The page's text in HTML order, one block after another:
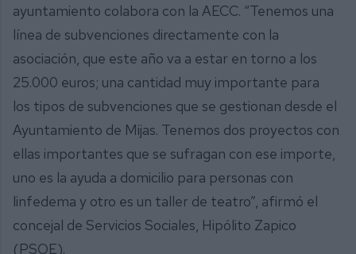
ayuntamiento colabora con la AECC. “Tenemos una
línea de subvenciones directamente con la
asociación, que este año va a estar en torno a los
25.000 euros; una cantidad muy importante para
los tipos de subvenciones que se gestionan desde el
Ayuntamiento de Mijas. Tenemos dos proyectos con
ellas importantes que se sufragan con ese importe,
uno es la ayuda a domicilio para personas con
linfedema y otro es un taller de teatro”, afirmó el
concejal de Servicios Sociales, Hipólito Zapico
(PSOE).